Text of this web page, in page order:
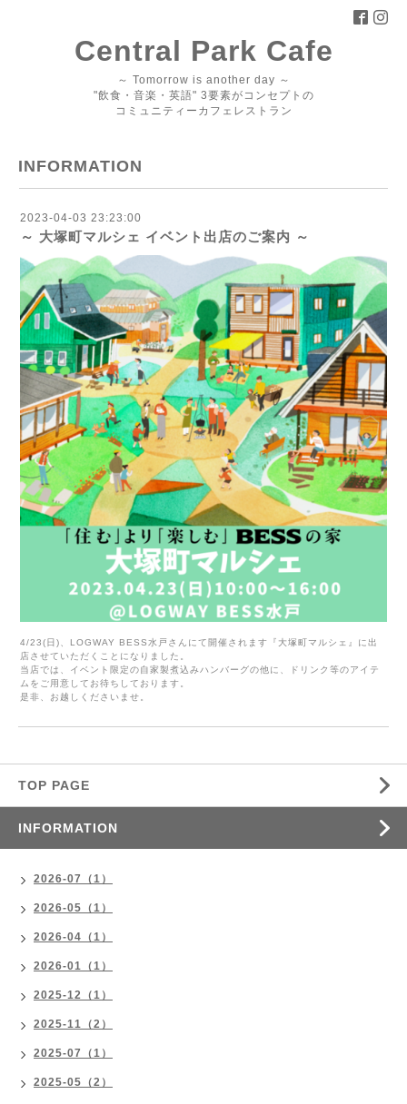
Central Park Cafe
～ Tomorrow is another day ～
"飲食・音楽・英語" 3要素がコンセプトの
コミュニティーカフェレストラン
INFORMATION
2023-04-03 23:23:00
～ 大塚町マルシェ イベント出店のご案内 ～
4/23(日)、LOGWAY BESS水戸さんにて開催されます『大塚町マルシェ』に出
店させていただくことになりました。
当店では、イベント限定の自家製煮込みハンバーグの他に、ドリンク等のアイテ
ムをご用意してお待ちしております。
是非、お越しくださいませ。
TOP PAGE
INFORMATION
2026-07（1）
2026-05（1）
2026-04（1）
2026-01（1）
2025-12（1）
2025-11（2）
2025-07（1）
2025-05（2）